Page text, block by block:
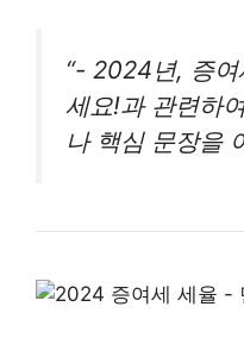
“- 2024년, 증
세요!과 관련하
나 핵심 문장을